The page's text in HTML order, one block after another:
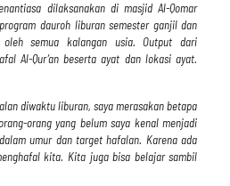
dilaksanakan di masjid Al-Qomar
dauroh liburan semester ganjil dan
semua kalangan usia. Output dari
Al-Qur’an beserta ayat dan lokasi ayat.
diwaktu liburan, saya merasakan betapa
orang yang belum saya kenal menjadi
umur dan target hafalan. Karena ada
kita. Kita juga bisa belajar sambil